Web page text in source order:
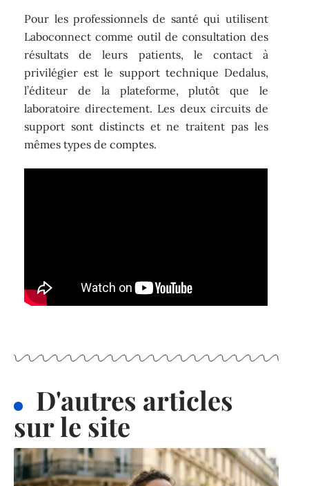
Pour les professionnels de santé qui utilisent
Laboconnect comme outil de consultation des
résultats de leurs patients, le contact à
privilégier est le support technique Dedalus,
l’éditeur de la plateforme, plutôt que le
laboratoire directement. Les deux circuits de
support sont distincts et ne traitent pas les
mêmes types de comptes.
D'autres articles
sur le site